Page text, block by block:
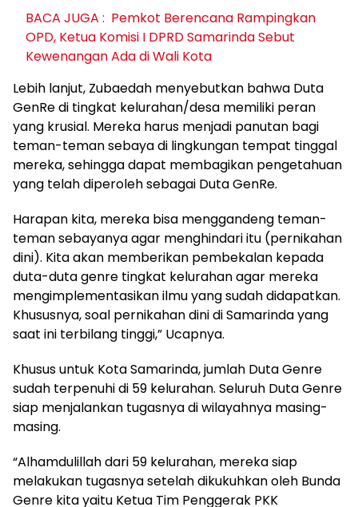
BACA JUGA : Pemkot Berencana Rampingkan
OPD, Ketua Komisi I DPRD Samarinda Sebut
Kewenangan Ada di Wali Kota
Lebih lanjut, Zubaedah menyebutkan bahwa Duta
GenRe di tingkat kelurahan/desa memiliki peran
yang krusial. Mereka harus menjadi panutan bagi
teman-teman sebaya di lingkungan tempat tinggal
mereka, sehingga dapat membagikan pengetahuan
yang telah diperoleh sebagai Duta GenRe.
Harapan kita, mereka bisa menggandeng teman-
teman sebayanya agar menghindari itu (pernikahan
dini). Kita akan memberikan pembekalan kepada
duta-duta genre tingkat kelurahan agar mereka
mengimplementasikan ilmu yang sudah didapatkan.
Khususnya, soal pernikahan dini di Samarinda yang
saat ini terbilang tinggi,” Ucapnya.
Khusus untuk Kota Samarinda, jumlah Duta Genre
sudah terpenuhi di 59 kelurahan. Seluruh Duta Genre
siap menjalankan tugasnya di wilayahnya masing-
masing.
“Alhamdulillah dari 59 kelurahan, mereka siap
melakukan tugasnya setelah dikukuhkan oleh Bunda
Genre kita yaitu Ketua Tim Penggerak PKK